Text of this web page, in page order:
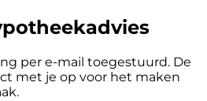
per e-mail toegestuurd. De
met je op voor het maken